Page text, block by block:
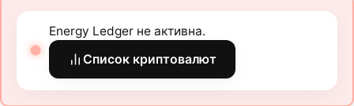
Energy Ledger не активна.
Список криптовалют